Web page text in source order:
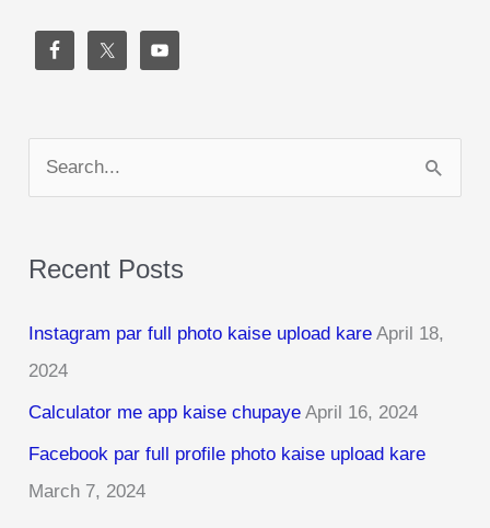
e
r
h
f
o
r
:
Recent Posts
Instagram par full photo kaise upload kare April 18,
2024
Calculator me app kaise chupaye April 16, 2024
Facebook par full profile photo kaise upload kare
March 7, 2024